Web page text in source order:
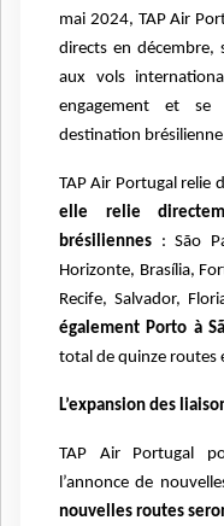
mai 2024, TAP Air
directs en décembre,
aux vols
engagement et
destination
TAP Air Portugal relie
elle relie
brésiliennes : São
Horizonte, Brasília,
Recife, Salvador,
également Porto à
total de quinze routes
L’expansion des
TAP Air Portugal
l’annonce de
nouvelles routes